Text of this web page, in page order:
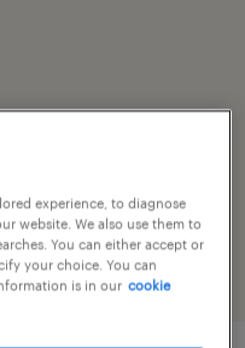
experience, to diagnose
website. We also use them to
You can either accept or
your choice. You can
is in our cookie